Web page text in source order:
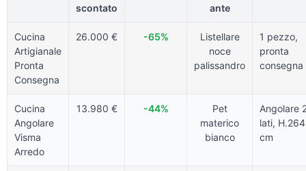
scontato
ante
Cucina
Artigianale
Pronta
Consegna
26.000 € -65%
Listellare
noce
palissandro
1 pezzo,
pronta
consegna
Cucina
Angolare
Visma
Arredo
13.980 € -44%
Pet
materico
bianco
Angolare
lati, H.264
cm